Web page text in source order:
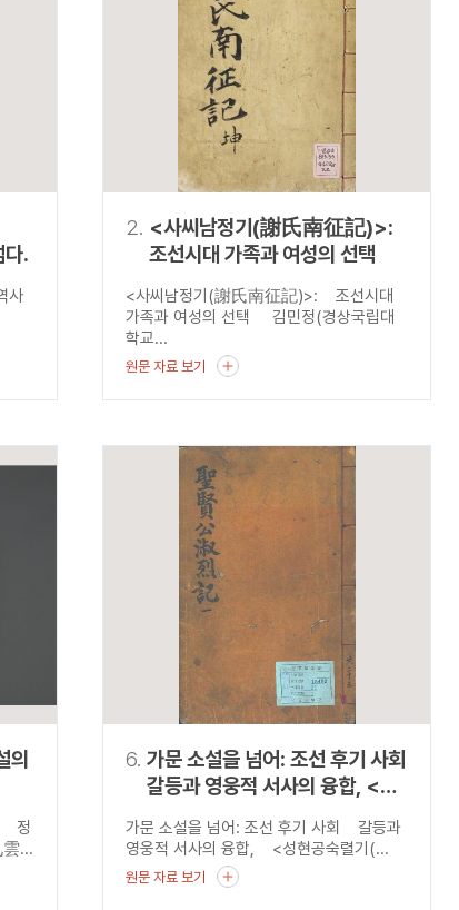
설명
정약용
“정조”와 “정약용”이 동시에 포함된 자료를 검
OR 정약용 “정조” 또는 “정약용”이 포함된 자료를 검색
정약용
“정조”가 나온 후 “정약용”이 나오지 않는 자
할 수 있습니다.
다.
사
2. <사씨남정기(謝氏南征記)>:
조선시대 가족과 여성의 선택
<사씨남정기(謝氏南征記)>: 조선시대
가족과 여성의 선택 김민정(경상국립대
학교...
원문 자료 보기
의
정
雲...
6. 가문 소설을 넘어: 조선 후기 사회
갈등과 영웅적 서사의 융합, <
(聖賢公淑烈記)>
가문 소설을 넘어: 조선 후기 사회 갈등과
영웅적 서사의 융합, <성현공숙렬기(...
원문 자료 보기